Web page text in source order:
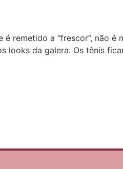
remetido a “frescor”, não é
looks da galera. Os tênis